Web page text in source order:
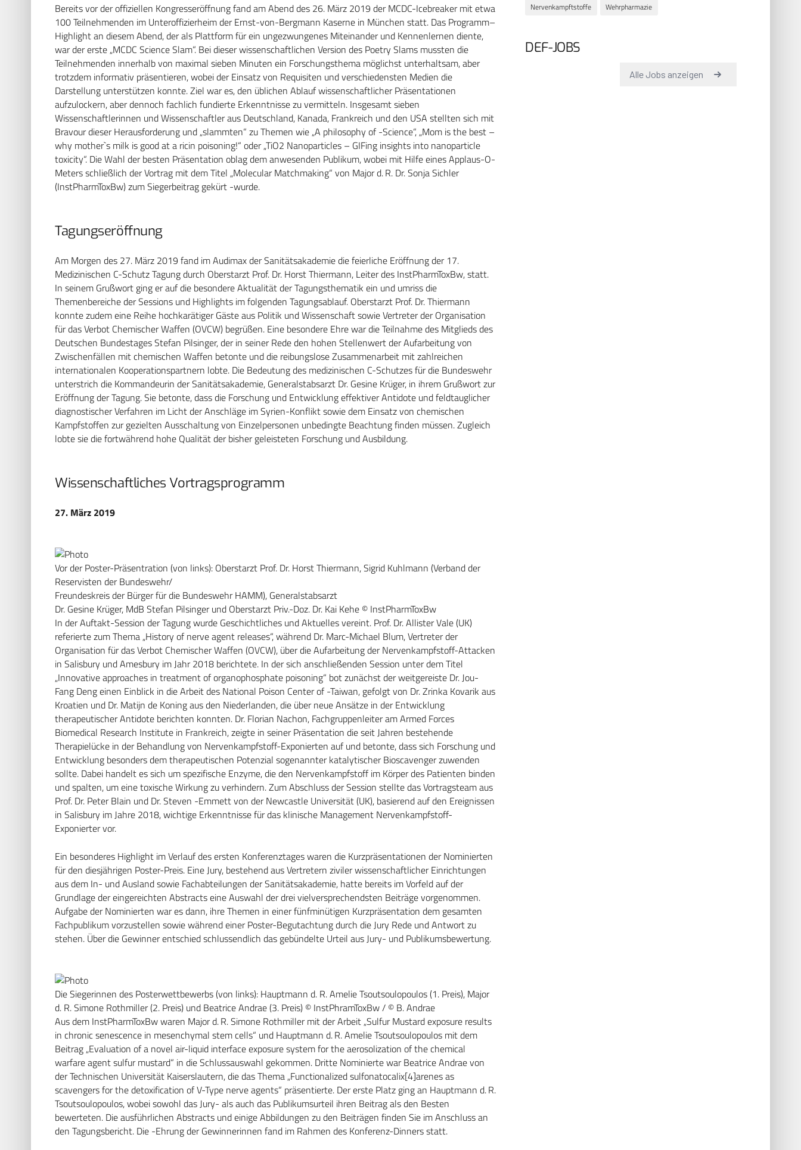
Bereits vor der offiziellen Kongresseröffnung fand am Abend des 26. März 2019 der MCDC-Icebreaker mit etwa
100 Teilnehmenden im Unteroffizierheim der Ernst-von-Bergmann Kaserne in München statt. Das Programm–
Highlight an diesem Abend, der als Plattform für ein ungezwungenes Miteinander und Kennenlernen diente,
war der erste „MCDC Science Slam“. Bei dieser wissenschaftlichen Version des Poetry Slams mussten die
Teilnehmenden innerhalb von maximal sieben Minuten ein Forschungsthema möglichst unterhaltsam, aber
trotzdem informativ präsentieren, wobei der Einsatz von Requisiten und verschiedensten Medien die
Darstellung unterstützen konnte. Ziel war es, den üblichen Ablauf wissenschaftlicher Präsentationen
aufzulockern, aber dennoch fachlich fundierte Erkenntnisse zu vermitteln. Insgesamt sieben
Wissenschaftlerinnen und Wissenschaftler aus Deutschland, Kanada, Frankreich und den USA stellten sich mit
Bravour dieser Herausforderung und „slammten“ zu Themen wie „A philosophy of -Science“, „Mom is the best –
why mother`s milk is good at a ricin poisoning!“ oder „TiO2 Nanoparticles – GIFing insights into nanoparticle
toxicity“. Die Wahl der besten Präsentation oblag dem anwesenden Publikum, wobei mit Hilfe eines Applaus-O-
Meters schließlich der Vortrag mit dem Titel „Molecular Matchmaking“ von Major d. R. Dr. Sonja Sichler
(InstPharmToxBw) zum Siegerbeitrag gekürt -wurde.
Tagungseröffnung
Am Morgen des 27. März 2019 fand im Audimax der Sanitätsakademie die feierliche Eröffnung der 17.
Medizinischen C-Schutz Tagung durch Oberstarzt Prof. Dr. Horst Thiermann, Leiter des InstPharmToxBw, statt.
In seinem Grußwort ging er auf die besondere Aktualität der Tagungsthematik ein und umriss die
Themenbereiche der Sessions und Highlights im folgenden Tagungsablauf. Oberstarzt Prof. Dr. Thiermann
konnte zudem eine Reihe hochkarätiger Gäste aus Politik und Wissenschaft sowie Vertreter der Organisation
für das Verbot Chemischer Waffen (OVCW) begrüßen. Eine besondere Ehre war die Teilnahme des Mitglieds des
Deutschen Bundestages Stefan Pilsinger, der in seiner Rede den hohen Stellenwert der Aufarbeitung von
Zwischenfällen mit chemischen Waffen betonte und die reibungslose Zusammenarbeit mit zahlreichen
internationalen Kooperationspartnern lobte. Die Bedeutung des medizinischen C-Schutzes für die Bundeswehr
unterstrich die Kommandeurin der Sanitätsakademie, Generalstabsarzt Dr. Gesine Krüger, in ihrem Grußwort zur
Eröffnung der Tagung. Sie betonte, dass die Forschung und Entwicklung effektiver Antidote und feldtauglicher
diagnostischer Verfahren im Licht der Anschläge im Syrien-Konflikt sowie dem Einsatz von chemischen
Kampfstoffen zur gezielten Ausschaltung von Einzelpersonen unbedingte Beachtung finden müssen. Zugleich
lobte sie die fortwährend hohe Qualität der bisher geleisteten Forschung und Ausbildung.
Wissenschaftliches Vortragsprogramm
27. März 2019
Vor der Poster-Präsentration (von links): Oberstarzt Prof. Dr. Horst Thiermann, Sigrid Kuhlmann (Verband der
Reservisten der Bundeswehr/
Freundeskreis der Bürger für die Bundeswehr HAMM), Generalstabsarzt
Dr. Gesine Krüger, MdB Stefan Pilsinger und Oberstarzt Priv.-Doz. Dr. Kai Kehe © InstPharmToxBw
In der Auftakt-Session der Tagung wurde Geschichtliches und Aktuelles vereint. Prof. Dr. Allister Vale (UK)
referierte zum Thema „History of nerve agent releases“, während Dr. Marc-Michael Blum, Vertreter der
Organisation für das Verbot Chemischer Waffen (OVCW), über die Aufarbeitung der Nervenkampfstoff-Attacken
in Salisbury und Amesbury im Jahr 2018 berichtete. In der sich anschließenden Session unter dem Titel
„Innovative approaches in treatment of organophosphate poisoning“ bot zunächst der weitgereiste Dr. Jou-
Fang Deng einen Einblick in die Arbeit des National Poison Center of -Taiwan, gefolgt von Dr. Zrinka Kovarik aus
Kroatien und Dr. Matijn de Koning aus den Niederlanden, die über neue Ansätze in der Entwicklung
therapeutischer Antidote berichten konnten. Dr. Florian Nachon, Fachgruppenleiter am Armed Forces
Biomedical Research Institute in Frankreich, zeigte in seiner Präsentation die seit Jahren bestehende
Therapielücke in der Behandlung von Nervenkampfstoff-Exponierten auf und betonte, dass sich Forschung und
Entwicklung besonders dem therapeutischen Potenzial sogenannter katalytischer Bioscavenger zuwenden
sollte. Dabei handelt es sich um spezifische Enzyme, die den Nervenkampfstoff im Körper des Patienten binden
und spalten, um eine toxische Wirkung zu verhindern. Zum Abschluss der Session stellte das Vortragsteam aus
Prof. Dr. Peter Blain und Dr. Steven -Emmett von der Newcastle Universität (UK), basierend auf den Ereignissen
in Salisbury im Jahre 2018, wichtige Erkenntnisse für das klinische Management Nervenkampfstoff-
Exponierter vor.
Ein besonderes Highlight im Verlauf des ersten Konferenztages waren die Kurzpräsentationen der Nominierten
für den diesjährigen Poster-Preis. Eine Jury, bestehend aus Vertretern ziviler wissenschaftlicher Einrichtungen
aus dem In- und Ausland sowie Fachabteilungen der Sanitätsakademie, hatte bereits im Vorfeld auf der
Grundlage der eingereichten Abstracts eine Auswahl der drei vielversprechendsten Beiträge vorgenommen.
Aufgabe der Nominierten war es dann, ihre Themen in einer fünfminütigen Kurzpräsentation dem gesamten
Fachpublikum vorzustellen sowie während einer Poster-Begutachtung durch die Jury Rede und Antwort zu
stehen. Über die Gewinner entschied schlussendlich das gebündelte Urteil aus Jury- und Publikumsbewertung.
Die Siegerinnen des Posterwettbewerbs (von links): Hauptmann d. R. Amelie Tsoutsoulopoulos (1. Preis), Major
d. R. Simone Rothmiller (2. Preis) und Beatrice Andrae (3. Preis) © InstPhramToxBw / © B. Andrae
Aus dem InstPharmToxBw waren Major d. R. Simone Rothmiller mit der Arbeit „Sulfur Mustard exposure results
in chronic senescence in mesenchymal stem cells“ und Hauptmann d. R. Amelie Tsoutsoulopoulos mit dem
Beitrag „Evaluation of a novel air-liquid interface exposure system for the aerosolization of the chemical
warfare agent sulfur mustard“ in die Schlussauswahl gekommen. Dritte Nominierte war Beatrice Andrae von
der Technischen Universität Kaiserslautern, die das Thema „Functionalized sulfonatocalix[4]arenes as
scavengers for the detoxification of V-Type nerve agents“ präsentierte. Der erste Platz ging an Hauptmann d. R.
Tsoutsoulopoulos, wobei sowohl das Jury- als auch das Publikumsurteil ihren Beitrag als den Besten
bewerteten. Die ausführlichen Abstracts und einige Abbildungen zu den Beiträgen finden Sie im Anschluss an
den Tagungsbericht. Die -Ehrung der Gewinnerinnen fand im Rahmen des Konferenz-Dinners statt.
Nervenkampftstoffe Wehrpharmazie
DEF-JOBS